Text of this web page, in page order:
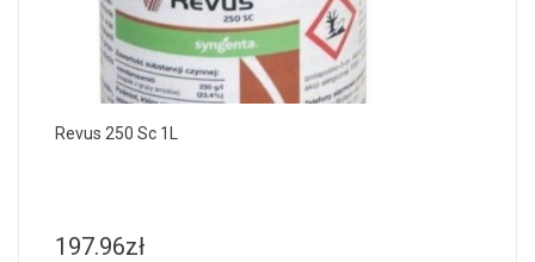
Revus 250 Sc 1L
197.96zł